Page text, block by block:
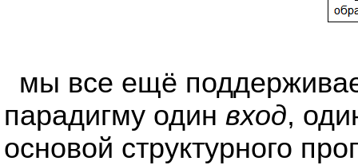
мы все ещё
парадигму один вход,
основой структурного